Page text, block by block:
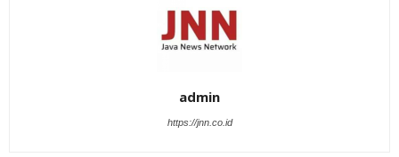
admin
https://jnn.co.id